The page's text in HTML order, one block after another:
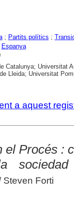
; Partits polítics ;
Espanya
Catalunya; Universitat
Lleida; Universitat
a aquest
el Procés :
Forti